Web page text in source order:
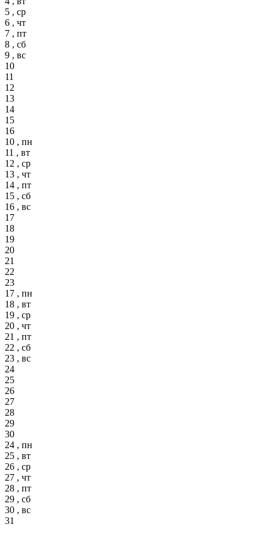
5 , ср
6 , чт
7 , пт
8 , сб
9 , вс
10
11
12
13
14
15
16
10 , пн
11 , вт
12 , ср
13 , чт
14 , пт
15 , сб
16 , вс
17
18
19
20
21
22
23
17 , пн
18 , вт
19 , ср
20 , чт
21 , пт
22 , сб
23 , вс
24
25
26
27
28
29
30
24 , пн
25 , вт
26 , ср
27 , чт
28 , пт
29 , сб
30 , вс
31